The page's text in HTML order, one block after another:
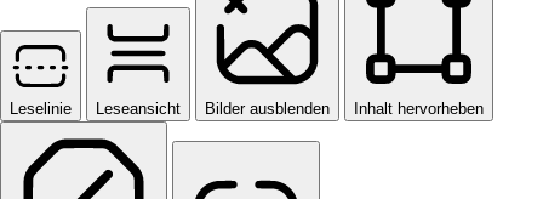
Leselinie Leseansicht Bilder ausblenden Inhalt hervorheben